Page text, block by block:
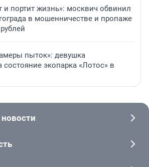
и портит жизнь»: москвич обвинил
в мошенничестве и пропаже
пыток»: девушка
экопарка «Лотос» в